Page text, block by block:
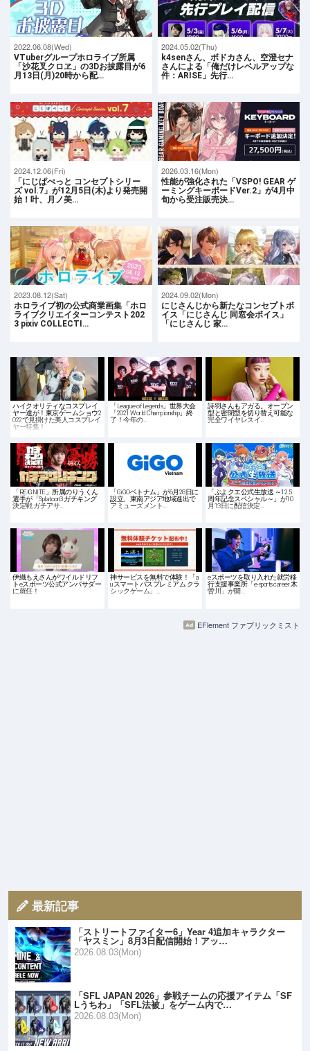
2022.06.08(Wed)
VTuberグループホロライブ所属
「沙花叉クロヱ」の3Dお披露目が6
月13日(月)20時から配…
2024.05.02(Thu)
k4senさん、ボドカさん、空澄セナ
さんによる「俺だけレベルアップな
件：ARISE」先行…
2024.12.06(Fri)
「にじぱぺっと コンセプトシリー
ズ vol.7」が12月5日(木)より発売開
始！叶、月ノ美…
2026.03.16(Mon)
性能が強化された「VSPO! GEAR ゲ
ーミングキーボードVer.2」が4月中
旬から受注販売決…
2023.08.12(Sat)
ホロライブ初の公式商業画集「ホロ
ライブクリエイターコンテスト202
3 pixiv COLLECTI…
2024.09.02(Mon)
にじさんじから新たなコンセプトボ
イス「にじさんじ 同窓会ボイス」
「にじさんじ 家…
ハイクオリティなコスプレイ
ヤー達が！東京ゲームショウ2
022で見掛けた美人コスプレイ
ヤー特集！
「League of Legends」世界大会
「2021 World Championship」終
了！今年の…
詩羽さんもアガる。オープン
型と密閉型を切り替え可能な
完全ワイヤレスイ…
「REIGNITE」所属のりうくん
選手が「Splatoon3 ガチキング
決定戦 ガチアサ…
「GiGOベトナム」が6月28日に
設立、東南アジア地域進出で
アミューズメント…
「ぷよクエ公式生放送 ～12.5
周年記念スペシャル～」が10
月13日に配信決定…
伊織もえさんがワイルドリフ
トeスポーツ公式アンバサダー
に就任！
神サービスを無料で体験！「a
uスマートパスプレミアム クラ
シックゲーム」…
eスポーツを取り入れた就労移
行支援事業所「e-sports career 木
曽川」が開…
EFlement ファブリックミスト
最新記事
「ストリートファイター6」Year 4追加キャラクター
「ヤスミン」8月3日配信開始！アッ…
2026.08.03(Mon)
「SFL JAPAN 2026」参戦チームの応援アイテム「SF
Lうちわ」「SFL法被」をゲーム内で…
2026.08.03(Mon)